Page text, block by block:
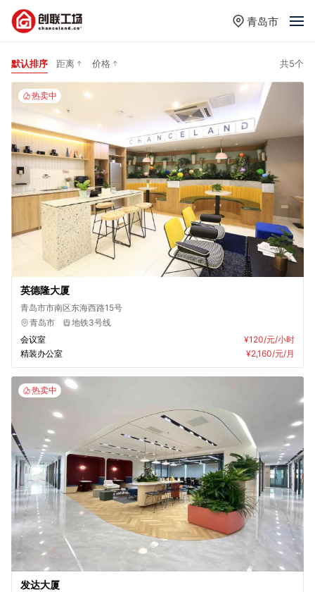
青岛市
默认排序 距离 价格 共5个
热卖中
英德隆大厦
青岛市市南区东海西路15号
青岛市
地铁3号线
会议室
¥120/元/小时
精装办公室
¥2,160/元/月
热卖中
发达大厦